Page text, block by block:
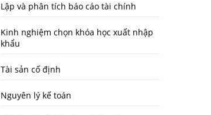
Lập và phân tích báo cáo tài chính
Kinh nghiệm chọn khóa học xuất nhập
khẩu
Tài sản cố định
Nguyên lý kế toán